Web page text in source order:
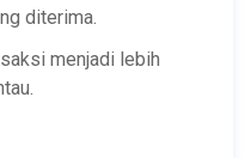
diterima.
menjadi lebih